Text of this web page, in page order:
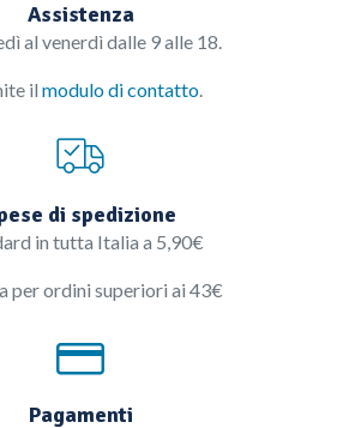
Assistenza
al venerdì dalle 9 alle 18.
il modulo di contatto.
di spedizione
in tutta Italia a 5,90€
per ordini superiori ai 43€
Pagamenti